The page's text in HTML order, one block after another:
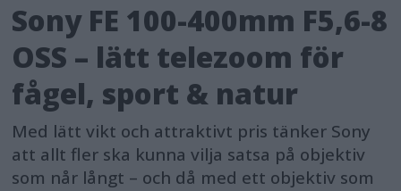
Sony FE 100-400mm F5,6-8
OSS – lätt telezoom för
fågel, sport & natur
Med lätt vikt och attraktivt pris tänker Sony
att allt fler ska kunna vilja satsa på objektiv
som når långt – och då med ett objektiv som